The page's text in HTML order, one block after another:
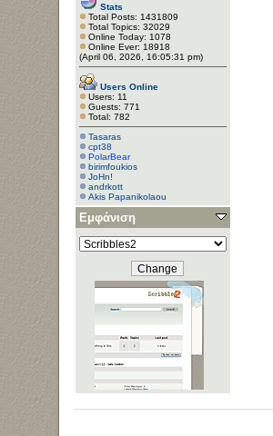
Stats
Total Posts: 1431809
Total Topics: 32029
Online Today: 1078
Online Ever: 18918
(April 06, 2026, 16:05:31 pm)
Users Online
Users: 11
Guests: 771
Total: 782
Tasaras
cpt38
PolarBear
birimfoukios
JoHn!
andrkott
Akis Papanikolaou
Εμφάνιση